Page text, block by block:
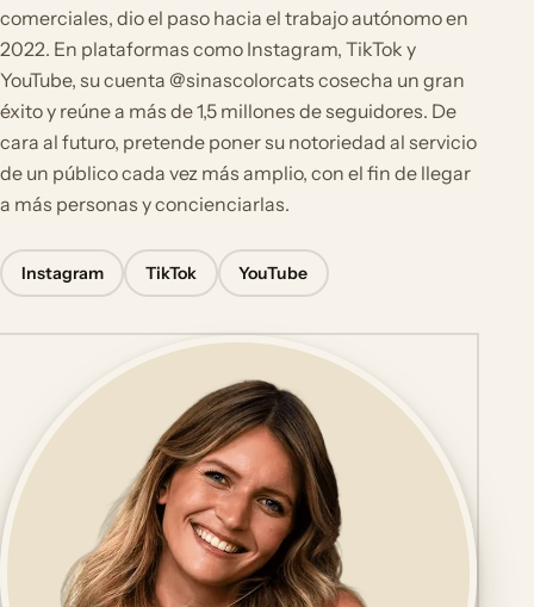
comerciales, dio el paso hacia el trabajo autónomo en
2022. En plataformas como Instagram, TikTok y
YouTube, su cuenta @sinascolorcats cosecha un gran
éxito y reúne a más de 1,5 millones de seguidores. De
cara al futuro, pretende poner su notoriedad al servicio
de un público cada vez más amplio, con el fin de llegar
a más personas y concienciarlas.
Instagram TikTok YouTube